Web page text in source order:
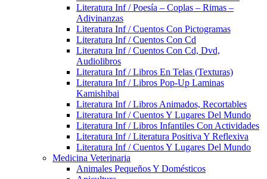
Literatura Inf / Poesía – Coplas – Rimas –
Adivinanzas
Literatura Inf / Cuentos Con Pictogramas
Literatura Inf / Cuentos Con Cd
Literatura Inf / Cuentos Con Cd, Dvd,
Audiolibros
Literatura Inf / Libros En Telas (Texturas)
Literatura Inf / Libros Pop-Up Laminas
Kamishibai
Literatura Inf / Libros Animados, Recortables
Literatura Inf / Cuentos Y Lugares Del Mundo
Literatura Inf / Libros Infantiles Con Actividades
Literatura Inf / Literatura Positiva Y Reflexiva
Literatura Inf / Cuentos Y Lugares Del Mundo
Medicina Veterinaria
Animales Pequeños Y Domésticos